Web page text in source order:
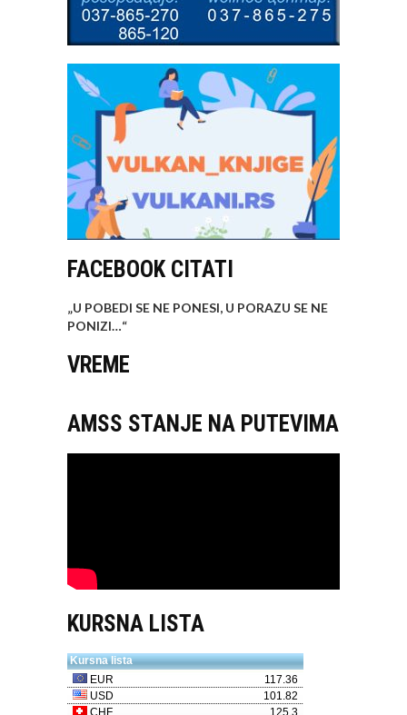
FACEBOOK CITATI
„U POBEDI SE NE PONESI, U PORAZU SE NE
PONIZI…“
VREME
AMSS STANJE NA PUTEVIMA
KURSNA LISTA